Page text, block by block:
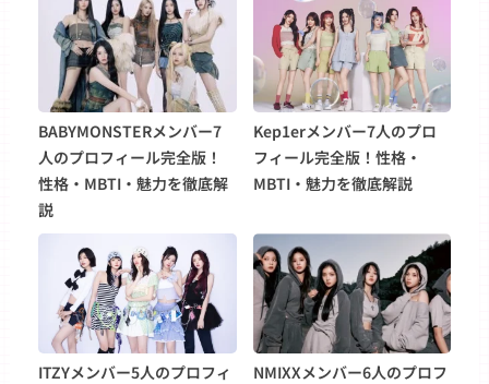
BABYMONSTERメンバー7
人のプロフィール完全版！
性格・MBTI・魅力を徹底解
説
Kep1erメンバー7人のプロ
フィール完全版！性格・
MBTI・魅力を徹底解説
ITZYメンバー5人のプロフィ
NMIXXメンバー6人のプロフ